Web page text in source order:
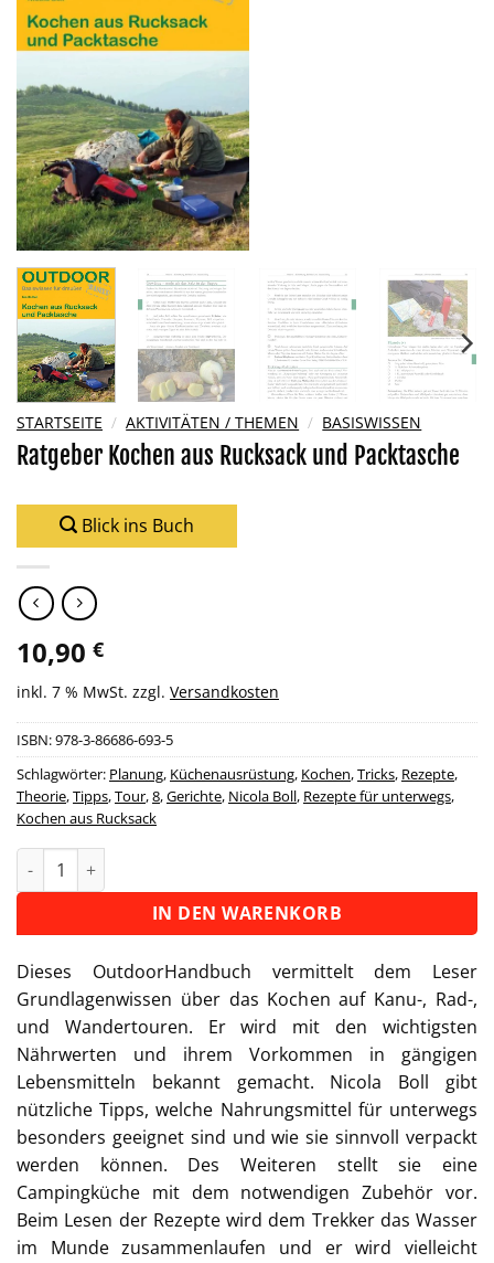
STARTSEITE / AKTIVITÄTEN / THEMEN / BASISWISSEN
Ratgeber Kochen aus Rucksack und Packtasche
Blick ins Buch
10,90 €
inkl. 7 % MwSt. zzgl. Versandkosten
ISBN:978-3-86686-693-5
Schlagwörter: Planung, Küchenausrüstung, Kochen,Tricks, Rezepte,
Theorie,Tipps,Tour,8,Gerichte, Nicola Boll, Rezepte für unterwegs,
Kochen aus Rucksack
Ratgeber Kochen aus Rucksack und Packtasche Menge
IN DEN WARENKORB
Alternative:
Dieses OutdoorHandbuch vermittelt dem Leser
Grundlagenwissen über das Kochen auf Kanu-, Rad-,
und Wandertouren. Er wird mit den wichtigsten
Nährwerten und ihrem Vorkommen in gängigen
Lebensmitteln bekannt gemacht. Nicola Boll gibt
nützliche Tipps, welche Nahrungsmittel für unterwegs
besonders geeignet sind und wie sie sinnvoll verpackt
werden können. Des Weiteren stellt sie eine
Campingküche mit dem notwendigen Zubehör vor.
Beim Lesen der Rezepte wird dem Trekker das Wasser
im Munde zusammenlaufen und er wird vielleicht